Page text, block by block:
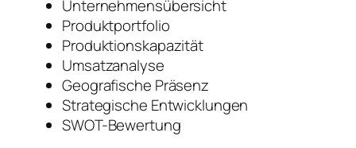
Unternehmensübersicht
Produktportfolio
Produktionskapazität
Umsatzanalyse
Geografische Präsenz
Strategische Entwicklungen
SWOT-Bewertung